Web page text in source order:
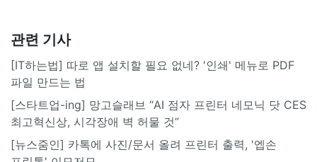
관련 기사
[IT하는법] 따로 앱 설치할 필요 없네? '인쇄' 메뉴로 PDF
파일 만드는 법
[스타트업-ing] 망고슬래브 “AI 점자 프린터 네모닉 닷 CES
최고혁신상, 시각장애 벽 허물 것”
[뉴스줌인] 카톡에 사진/문서 올려 프린터 출력, '엡손